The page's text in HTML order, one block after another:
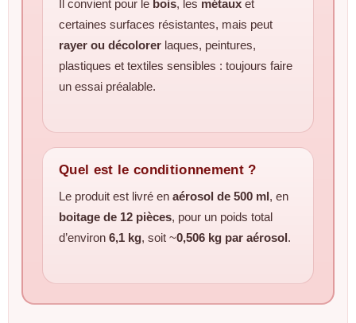
Il convient pour le bois, les métaux et
certaines surfaces résistantes, mais peut
rayer ou décolorer laques, peintures,
plastiques et textiles sensibles : toujours faire
un essai préalable.
Quel est le conditionnement ?
Le produit est livré en aérosol de 500 ml, en
boitage de 12 pièces, pour un poids total
d’environ 6,1 kg, soit ~0,506 kg par aérosol.